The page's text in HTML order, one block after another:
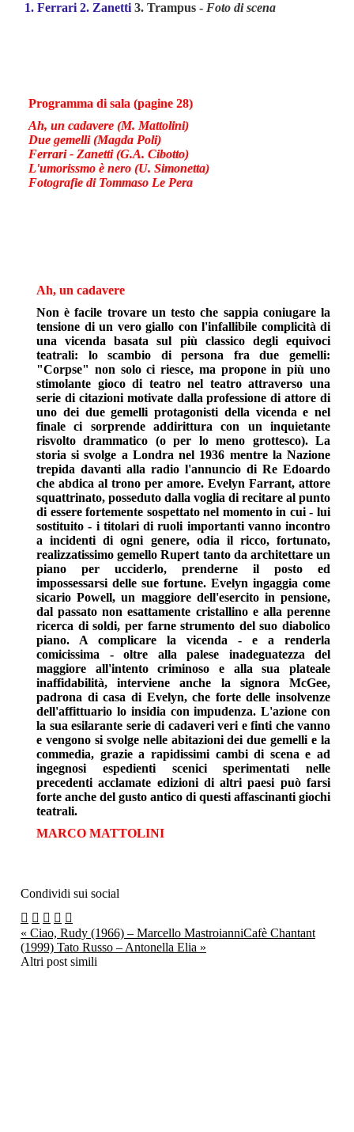
1. Ferrari 2. Zanetti 3. Trampus - Foto di scena
Programma di sala (pagine 28)
Ah, un cadavere (M. Mattolini)
Due gemelli (Magda Poli)
Ferrari - Zanetti (G.A. Cibotto)
L'umorissmo è nero (U. Simonetta)
Fotografie di Tommaso Le Pera
Ah, un cadavere
Non è facile trovare un testo che sappia coniugare la
tensione di un vero giallo con l'infallibile complicità di
una vicenda basata sul più classico degli equivoci
teatrali: lo scambio di persona fra due gemelli:
"Corpse" non solo ci riesce, ma propone in più uno
stimolante gioco di teatro nel teatro attraverso una
serie di citazioni motivate dalla professione di attore di
uno dei due gemelli protagonisti della vicenda e nel
finale ci sorprende addirittura con un inquietante
risvolto drammatico (o per lo meno grottesco). La
storia si svolge a Londra nel 1936 mentre la Nazione
trepida davanti alla radio l'annuncio di Re Edoardo
che abdica al trono per amore. Evelyn Farrant, attore
squattrinato, posseduto dalla voglia di recitare al punto
di essere fortemente sospettato nel momento in cui - lui
sostituito - i titolari di ruoli importanti vanno incontro
a incidenti di ogni genere, odia il ricco, fortunato,
realizzatissimo gemello Rupert tanto da architettare un
piano per ucciderlo, prenderne il posto ed
impossessarsi delle sue fortune. Evelyn ingaggia come
sicario Powell, un maggiore dell'esercito in pensione,
dal passato non esattamente cristallino e alla perenne
ricerca di soldi, per farne strumento del suo diabolico
piano. A complicare la vicenda - e a renderla
comicissima - oltre alla palese inadeguatezza del
maggiore all'intento criminoso e alla sua plateale
inaffidabilità, interviene anche la signora McGee,
padrona di casa di Evelyn, che forte delle insolvenze
dell'affittuario lo insidia con impudenza. L'azione con
la sua esilarante serie di cadaveri veri e finti che vanno
e vengono si svolge nelle abitazioni dei due gemelli e la
commedia, grazie a rapidissimi cambi di scena e ad
ingegnosi espedienti scenici sperimentati nelle
precedenti acclamate edizioni di altri paesi può farsi
forte anche del gusto antico di questi affascinanti giochi
teatrali.
MARCO MATTOLINI
Condividi sui social
« Ciao, Rudy (1966) – Marcello MastroianniCafè Chantant
(1999) Tato Russo – Antonella Elia »
Altri post simili